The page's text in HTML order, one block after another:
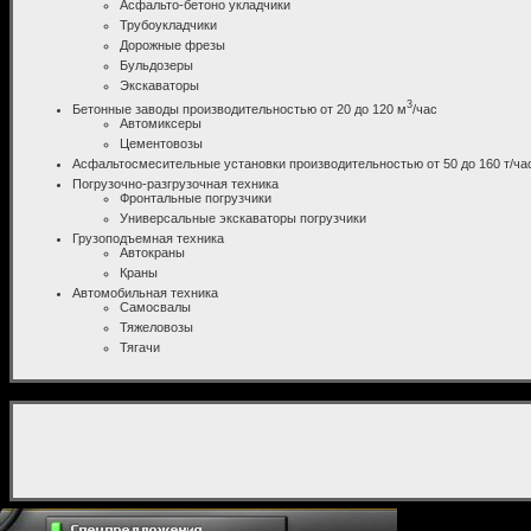
Асфальто-бетоно укладчики
Трубоукладчики
Дорожные фрезы
Бульдозеры
Экскаваторы
Бетонные заводы производительностью от 20 до 120 м3/час
Автомиксеры
Цементовозы
Асфальтосмесительные установки производительностью от 50 до 160 т/
Погрузочно-разгрузочная техника
Фронтальные погрузчики
Универсальные экскаваторы погрузчики
Грузоподъемная техника
Автокраны
Краны
Автомобильная техника
Самосвалы
Тяжеловозы
Тягачи